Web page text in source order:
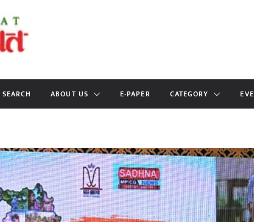
SEARCH ABOUT US E-PAPER CATEGORY